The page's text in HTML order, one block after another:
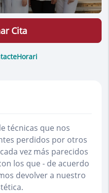
Horari
Cita
técnicas que nos
perdidos por otros
vez más parecidos
los que - de acuerdo
devolver a nuestro